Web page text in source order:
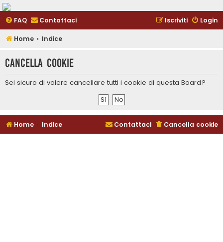
FAQ Contattaci Login
Iscriviti
Home Indice
Cancella cookie
Sei sicuro di volere cancellare tutti i cookie di questa Board?
Home Indice Cancella cookie
Contattaci